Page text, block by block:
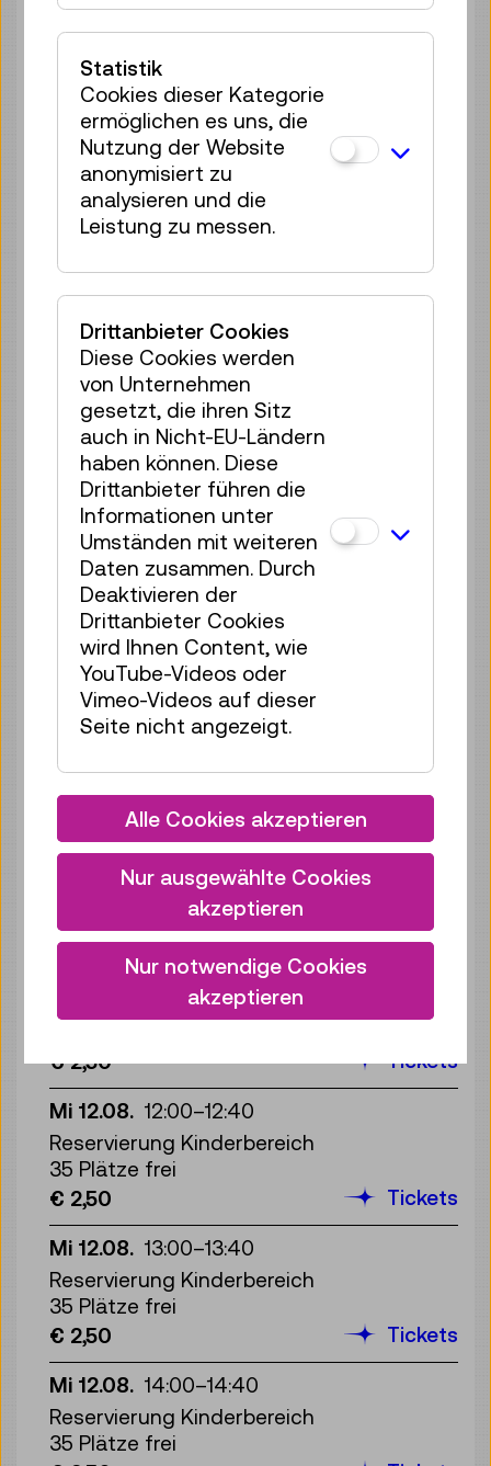
Di 11.08. 11:00–11:40
Reservierung Kinderbereich
35 Plätze frei
€ 2,50
Di 11.08. 12:00–12:40
Reservierung Kinderbereich
35 Plätze frei
€ 2,50
Reservierung Kinderbereich
35 Plätze frei
€ 2,50
Di 11.08. 14:00– 14:40
Reservierung Kinderbereich
35 Plätze frei
€ 2,50
Di 11.08. 15:00–15:40
Reservierung Kinderbereich
35 Plätze frei
€ 2,50
Di 11.08. 16:00–16:40
Reservierung Kinderbereich
Di 11.08. 17:00–17:40
Reservierung Kinderbereich
€ 2,50
Tickets
Mi 12.08. 11:00–11:40
Reservierung Kinderbereich
€ 2,50
Tickets
Mi 12.08. 12:00–12:40
Reservierung Kinderbereich
35 Plätze frei
€ 2,50
Tickets
Mi 12.08. 13:00–13:40
Reservierung Kinderbereich
35 Plätze frei
€ 2,50
Tickets
Mi 12.08. 14:00–14:40
Reservierung Kinderbereich
35 Plätze frei
Statistik
Cookies dieser Kategorie
ermöglichen es uns, die
Nutzung der Website
anonymisiert zu
analysieren und die
Leistung zu messen.
Drittanbieter Cookies
Diese Cookies werden
von Unternehmen
gesetzt, die ihren Sitz
auch in Nicht-EU-Ländern
haben können. Diese
Drittanbieter führen die
Informationen unter
Umständen mit weiteren
Daten zusammen. Durch
Deaktivieren der
Drittanbieter Cookies
wird Ihnen Content, wie
YouTube-Videos oder
Vimeo-Videos auf dieser
Seite nicht angezeigt.
Alle Cookies akzeptieren
Nur ausgewählte Cookies
akzeptieren
Nur notwendige Cookies
akzeptieren